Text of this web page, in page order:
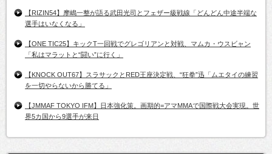
【RIZIN54】摩嶋一整が語る武田光司とフェザー級戦線「どんどん中途半端な
選手はいなくなる」
【ONE TIC25】キックT一回戦でグレゴリアンと対戦、マムカ・ウスビャン
「私はマラットと“闘い”に行く」
【KNOCK OUT67】スラサックとRED王座決定戦、“狂拳”迅「ムエタイの練習
を一切やらないから勝てる」
【JMMAF TOKYO IFM】日本強化策。画期的=アマMMAで国際戦大会実現。世
界5カ国から9選手が来日